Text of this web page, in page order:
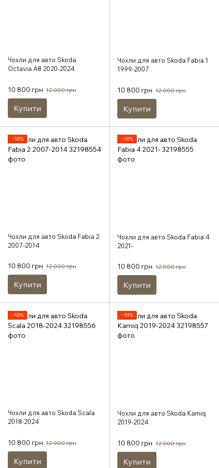
Чохли для авто Skoda
Octavia A8 2020-2024
10 800 грн 12 000 грн
Купити
Чохли для авто Skoda Fabia 1
1999-2007
10 800 грн 12 000 грн
Купити
−10%
Чохли для авто Skoda Fabia 2
2007-2014
10 800 грн 12 000 грн
Купити
−10%
Чохли для авто Skoda Fabia 4
2021-
10 800 грн 12 000 грн
Купити
−10%
Чохли для авто Skoda Scala
2018-2024
10 800 грн 12 000 грн
Купити
−10%
Чохли для авто Skoda Kamiq
2019-2024
10 800 грн 12 000 грн
Купити